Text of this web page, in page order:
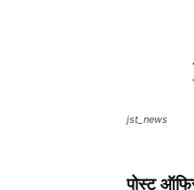
jst_news
पोस्ट